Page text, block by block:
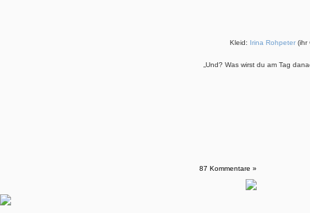
Kleid: Irina Rohpeter (ihr
„Und? Was wirst du am Tag
87 Kommentare »